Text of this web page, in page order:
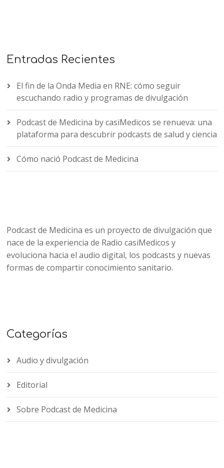
Entradas Recientes
El fin de la Onda Media en RNE: cómo seguir
escuchando radio y programas de divulgación
Podcast de Medicina by casiMedicos se renueva: una
plataforma para descubrir podcasts de salud y ciencia
Cómo nació Podcast de Medicina
Podcast de Medicina es un proyecto de divulgación que
nace de la experiencia de Radio casiMedicos y
evoluciona hacia el audio digital, los podcasts y nuevas
formas de compartir conocimiento sanitario.
Categorías
Audio y divulgación
Editorial
Sobre Podcast de Medicina